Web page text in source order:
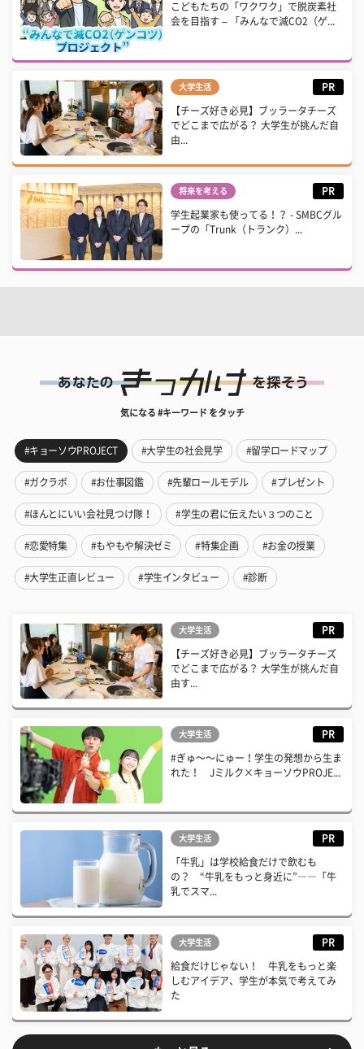
こどもたちの「ワクワク」で脱炭素社
会を目指す – 「みんなで減CO2（ゲ...
大学生活 PR
【チーズ好き必見】ブッラータチーズ
でどこまで広がる？ 大学生が挑んだ自
由...
将来を考える PR
学生起業家も使ってる！？ - SMBCグル
ープの「Trunk（トランク）...
気になる #キーワード をタッチ
#キョーソウPROJECT #大学生の社会見学 #留学ロードマップ
#ガクラボ #お仕事図鑑 #先輩ロールモデル #プレゼント
#ほんとにいい会社見つけ隊！ #学生の君に伝えたい３つのこと
#恋愛特集 #もやもや解決ゼミ #特集企画 #お金の授業
#大学生正直レビュー #学生インタビュー #診断
大学生活 PR
【チーズ好き必見】ブッラータチーズ
でどこまで広がる？ 大学生が挑んだ自
由す...
大学生活 PR
#ぎゅ〜〜にゅー！学生の発想から生ま
れた！ Jミルク×キョーソウPROJE...
大学生活 PR
「牛乳」は学校給食だけで飲むも
の？ “牛乳をもっと身近に”――「牛
乳でスマ...
大学生活 PR
給食だけじゃない！ 牛乳をもっと楽
しむアイデア、学生が本気で考えてみ
た